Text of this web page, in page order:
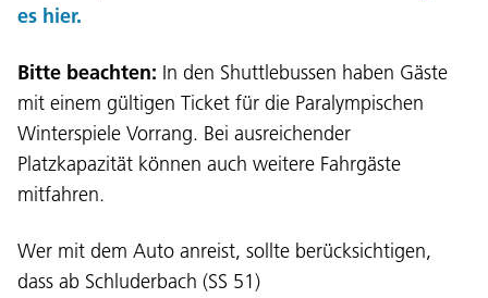
es hier.
Bitte beachten: In den Shuttlebussen haben Gäste
mit einem gültigen Ticket für die Paralympischen
Winterspiele Vorrang. Bei ausreichender
Platzkapazität können auch weitere Fahrgäste
mitfahren.
Wer mit dem Auto anreist, sollte berücksichtigen,
dass ab Schluderbach (SS 51)